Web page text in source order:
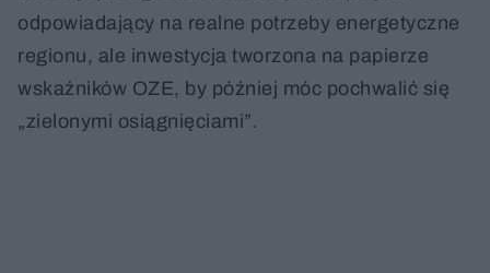
odpowiadający na realne potrzeby energetyczne
regionu, ale inwestycja tworzona na papierze
wskaźników OZE, by później móc pochwalić się
„zielonymi osiągnięciami”.